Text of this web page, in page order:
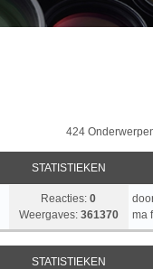
424
STATISTIEKEN
Reacties:0
Weergaves: 361370
ma
STATISTIEKEN